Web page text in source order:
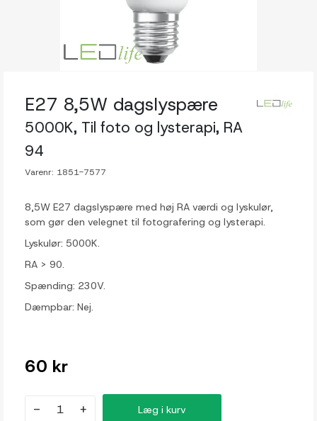
E27 8,5W dagslyspære
5000K, Til foto og lysterapi, RA
94
Varenr: 1851-7577
8,5W E27 dagslyspære med høj RA værdi og lyskulør,
som gør den velegnet til fotografering og lysterapi.
Lyskulør: 5000K.
RA > 90.
Spænding: 230V.
Dæmpbar: Nej.
60 kr
- + Læg i kurv